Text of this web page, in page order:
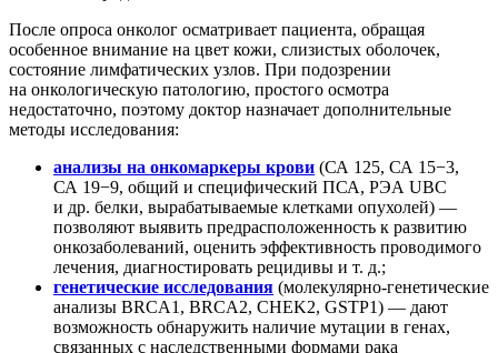
После опроса онколог осматривает пациента, обращая
особенное внимание на цвет кожи, слизистых оболочек,
состояние лимфатических узлов. При подозрении
на онкологическую патологию, простого осмотра
недостаточно, поэтому доктор назначает дополнительные
методы исследования:
анализы на онкомаркеры крови (СА 125, СА 15−3,
СА 19−9, общий и специфический ПСА, РЭА UBC
и др. белки, вырабатываемые клетками опухолей) —
позволяют выявить предрасположенность к развитию
онкозаболеваний, оценить эффективность проводимого
лечения, диагностировать рецидивы и т. д.;
генетические исследования (молекулярно-генетические
анализы BRCA1, BRCA2, CHEK2, GSTP1) — дают
возможность обнаружить наличие мутации в генах,
связанных с наследственными формами рака